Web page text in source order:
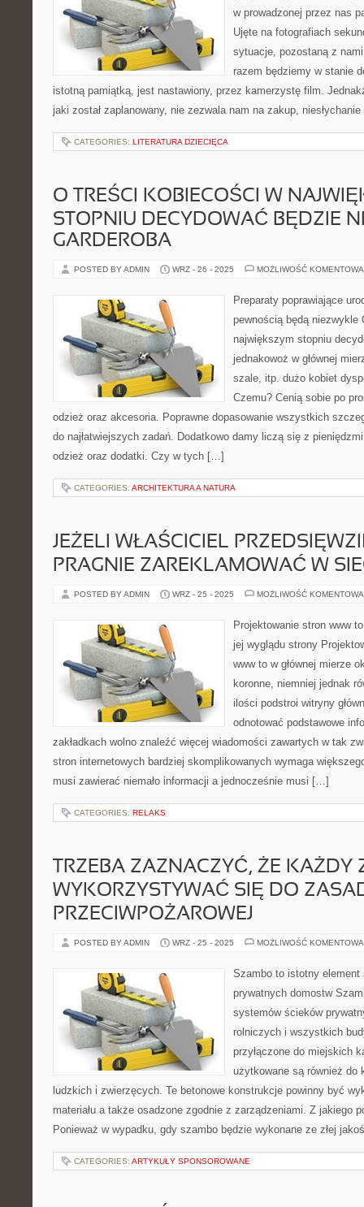
w prowadzonej przez nas
Ujęte na fotografiach
sytuacje, pozostaną z
razem będziemy w stanie
istotną pamiątką, jest nastawiony, przez kamerzystę film.
jaki został zaplanowany, nie zezwala nam na zakup,
CATEGORIES: LITERATURA DZIECIĘCA
O TREŚCI KOBIECOŚCI W
STOPNIU DECYDOWAĆ BĘDZIE
GARDEROBA
POSTED BY ADMIN WRZ - 26 - 2025 MOŻLIWOŚĆ
Preparaty poprawiające
pewnością będą niezwykle
największym stopniu
jednakowoż w głównej
szale, itp. dużo kobiet
Czemu? Cenią sobie po
odzież oraz akcesoria. Poprawne dopasowanie wszystkich
do najłatwiejszych zadań. Dodatkowo damy liczą się z
odzież oraz dodatki. Czy w tych […]
CATEGORIES: ARCHITEKTURA A NATURA
JEŻELI WŁAŚCICIEL
PRAGNIE ZAREKLAMOWAĆ W
POSTED BY ADMIN WRZ - 25 - 2025 MOŻLIWOŚĆ
Projektowanie stron www
jej wyglądu strony
www to w głównej mierze
koronne, niemniej jednak
ilości podstroi witryny
odnotować podstawowe
zakładkach wolno znaleźć więcej wiadomości zawartych w tak
stron internetowych bardziej skomplikowanych wymaga
musi zawierać niemało informacji a jednocześnie musi […]
CATEGORIES: RELAKS
TRZEBA ZAZNACZYĆ, ŻE KAŻDY
WYKORZYSTYWAĆ SIĘ DO
PRZECIWPOŻAROWEJ
POSTED BY ADMIN WRZ - 25 - 2025 MOŻLIWOŚĆ
Szambo to istotny
prywatnych domostw
systemów ścieków
rolniczych i wszystkich
przyłączone do miejskich
użytkowane są również do
ludzkich i zwierzęcych. Te betonowe konstrukcje powinny być
materiału a także osadzone zgodnie z zarządzeniami. Z jakiego
Ponieważ w wypadku, gdy szambo będzie wykonane ze złej
CATEGORIES: ARTYKUŁY SPONSOROWANE